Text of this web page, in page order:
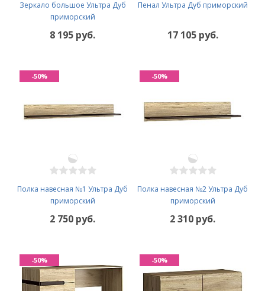
Зеркало большое Ультра Дуб
приморский
8 195 руб.
Пенал Ультра Дуб приморский
17 105 руб.
Полка навесная №1 Ультра Дуб
приморский
2 750 руб.
-50%
Полка навесная №2 Ультра Дуб
приморский
2 310 руб.
-50%
-50% -50%